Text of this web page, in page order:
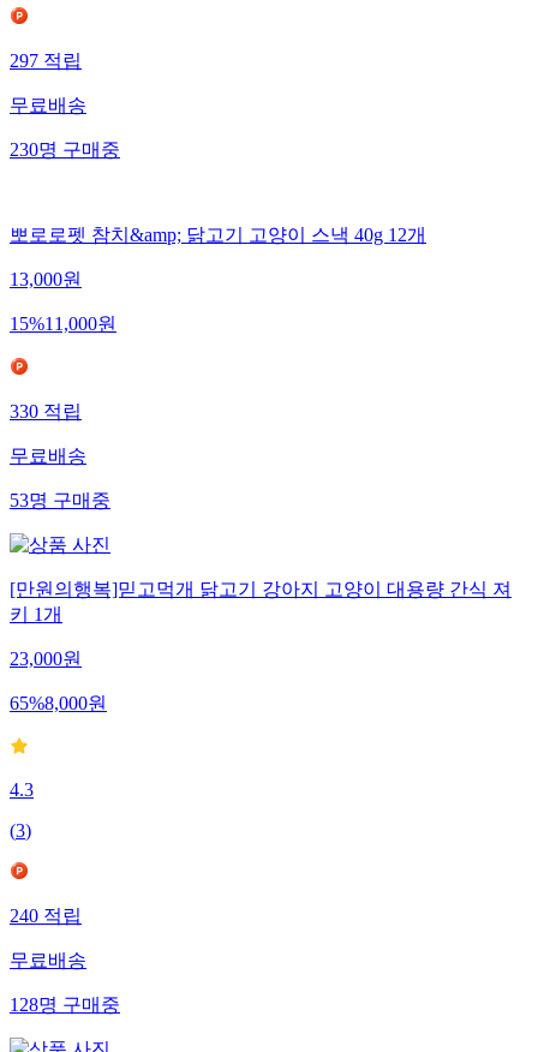
297 적립
무료배송
230명 구매중
뽀로로펫 참치&amp; 닭고기 고양이 스낵 40g 12개
13,000원
15%11,000원
330적립
무료배송
53명구매중
[만원의행복]믿고먹개 닭고기 강아지 고양이 대용량 간식 져
키 1개
23,000원
65%8,000원
4.3
(3)
240적립
무료배송
128명구매중